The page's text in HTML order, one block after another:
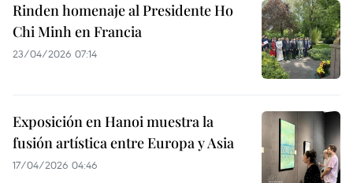
Rinden homenaje al Presidente Ho
Chi Minh en Francia
23/04/2026 07:14
Exposición en Hanoi muestra la
fusión artística entre Europa y Asia
17/04/2026 04:46